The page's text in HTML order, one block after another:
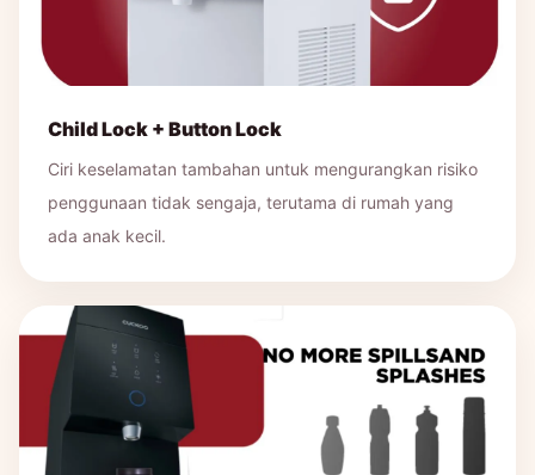
Child Lock + Button Lock
Ciri keselamatan tambahan untuk mengurangkan risiko
penggunaan tidak sengaja, terutama di rumah yang
ada anak kecil.